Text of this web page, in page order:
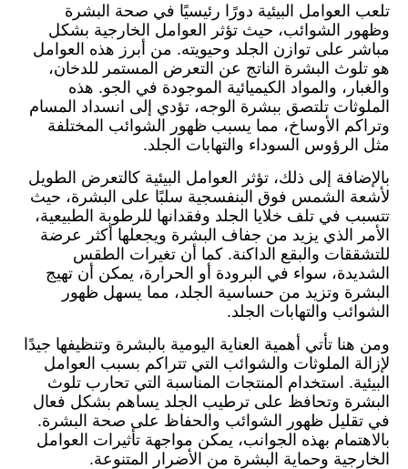
تلعب العوامل البيئية دورًا رئيسيًا في صحة البشرة
وظهور الشوائب، حيث تؤثر العوامل الخارجية بشكل
مباشر على توازن الجلد وحيويته. من أبرز هذه العوامل
هو تلوث البشرة الناتج عن التعرض المستمر للدخان،
والغبار، والمواد الكيميائية الموجودة في الجو. هذه
الملوثات تلتصق ببشرة الوجه، تؤدي إلى انسداد المسام
وتراكم الأوساخ، مما يسبب ظهور الشوائب المختلفة
مثل الرؤوس السوداء والتهابات الجلد.
بالإضافة إلى ذلك، تؤثر العوامل البيئية كالتعرض الطويل
لأشعة الشمس فوق البنفسجية سلبًا على البشرة، حيث
تتسبب في تلف خلايا الجلد وفقدانها للرطوبة الطبيعية،
الأمر الذي يزيد من جفاف البشرة ويجعلها أكثر عرضة
للتشققات والبقع الداكنة. كما أن تغيرات الطقس
الشديدة، سواء في البرودة أو الحرارة، يمكن أن تهيج
البشرة وتزيد من حساسية الجلد، مما يسهل ظهور
الشوائب والتهابات الجلد.
ومن هنا تأتي أهمية العناية اليومية بالبشرة وتنظيفها جيدًا
لإزالة الملوثات والشوائب التي تتراكم بسبب العوامل
البيئية. استخدام المنتجات المناسبة التي تحارب تلوث
البشرة وتحافظ على ترطيب الجلد يساهم بشكل فعال
في تقليل ظهور الشوائب والحفاظ على صحة البشرة.
بالاهتمام بهذه الجوانب، يمكن مواجهة تأثيرات العوامل
الخارجية وحماية البشرة من الأضرار المتنوعة.